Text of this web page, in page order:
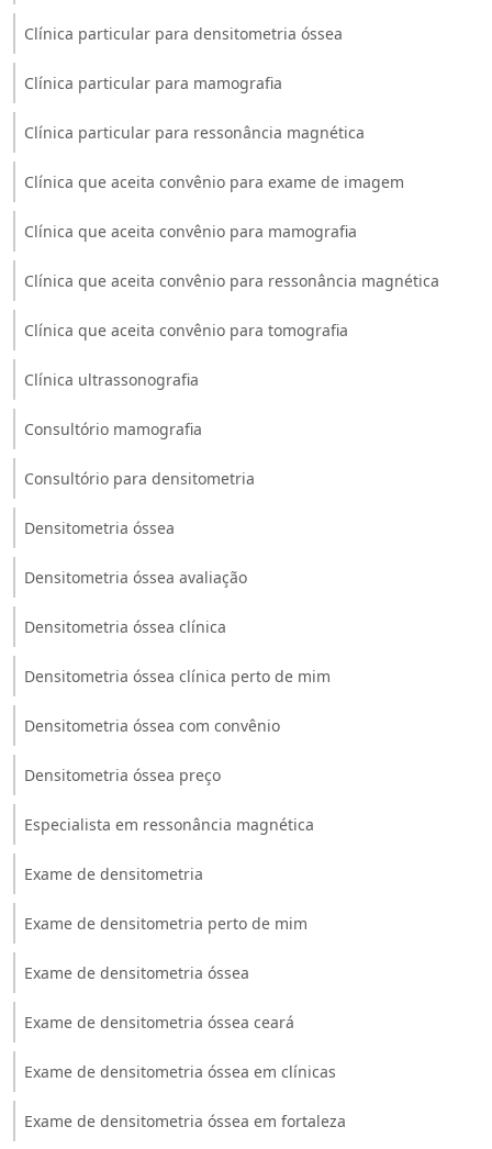
Clínica particular para densitometria óssea
Clínica particular para mamografia
Clínica particular para ressonância magnética
Clínica que aceita convênio para exame de imagem
Clínica que aceita convênio para mamografia
Clínica que aceita convênio para ressonância magnética
Clínica que aceita convênio para tomografia
Clínica ultrassonografia
Consultório mamografia
Consultório para densitometria
Densitometria óssea
Densitometria óssea avaliação
Densitometria óssea clínica
Densitometria óssea clínica perto de mim
Densitometria óssea com convênio
Densitometria óssea preço
Especialista em ressonância magnética
Exame de densitometria
Exame de densitometria perto de mim
Exame de densitometria óssea
Exame de densitometria óssea ceará
Exame de densitometria óssea em clínicas
Exame de densitometria óssea em fortaleza